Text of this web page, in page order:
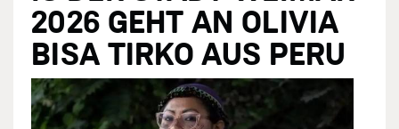
2026 GEHT AN OLIVIA
BISA TIRKO AUS PERU